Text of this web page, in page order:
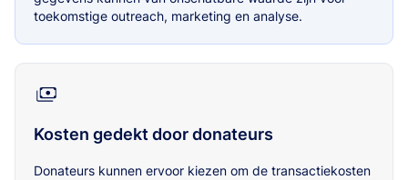
toekomstige outreach, marketing en analyse.
Kosten gedekt door donateurs
Donateurs kunnen ervoor kiezen om de transactiekosten